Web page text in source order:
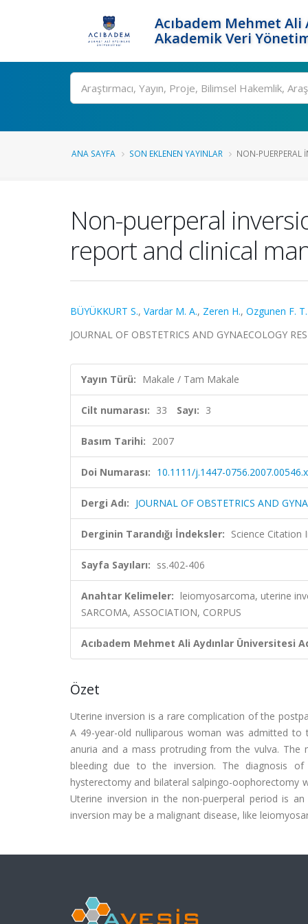
Acıbadem Mehmet
Akademik Veri
Ara
ANA SAYFA SON EKLENEN YAYINLAR NON-PUERPERAL
Non-puerperal
report and clinical
BÜYÜKKURT S., Vardar M. A., Zeren H., Ozgunen F. T.
JOURNAL OF OBSTETRICS AND GYNAECOLOGY
Yayın Türü: Makale / Tam Makale
Cilt numarası: 33 Sayı: 3
Basım Tarihi: 2007
Doi Numarası: 10.1111/j.1447-0756.2007.00546.x
Dergi Adı: JOURNAL OF OBSTETRICS AND
Derginin Tarandığı İndeksler: Science Citation
Sayfa Sayıları: ss.402-406
Anahtar Kelimeler: leiomyosarcoma, uterine
SARCOMA, ASSOCIATION, CORPUS
Acıbadem Mehmet Ali Aydınlar Üniversitesi
Özet
Uterine inversion is a rare complication of the
A 49-year-old nulliparous woman was admitted
anuria and a mass protruding from the vulva.
bleeding due to the inversion. The diagnosis
hysterectomy and bilateral salpingo-oophorectomy
Uterine inversion in the non-puerperal period is
inversion may be a malignant disease, like